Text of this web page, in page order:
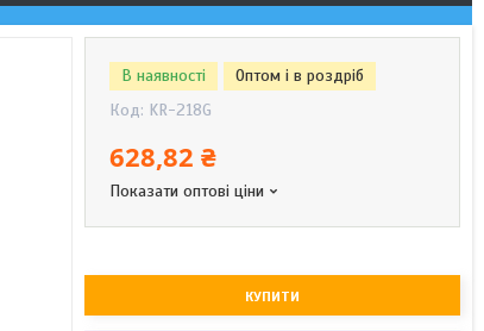
В наявності
Оптом і в роздріб
Код: KR-218G
628,82 ₴
Показати оптові ціни
КУПИТИ